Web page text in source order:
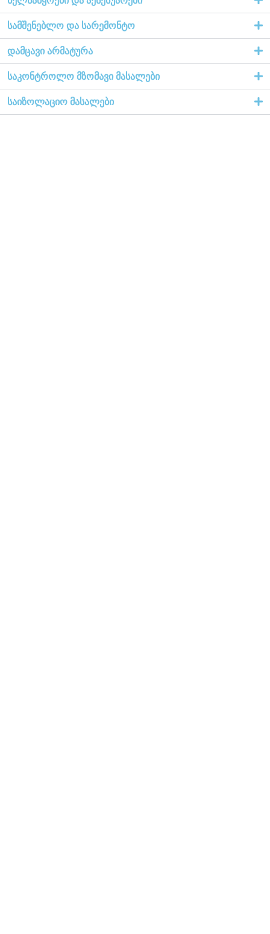
სამშენებლო და სარემონტო
დამცავი არმატურა
საკონტროლო მზომავი მასალები
საიზოლაციო მასალები